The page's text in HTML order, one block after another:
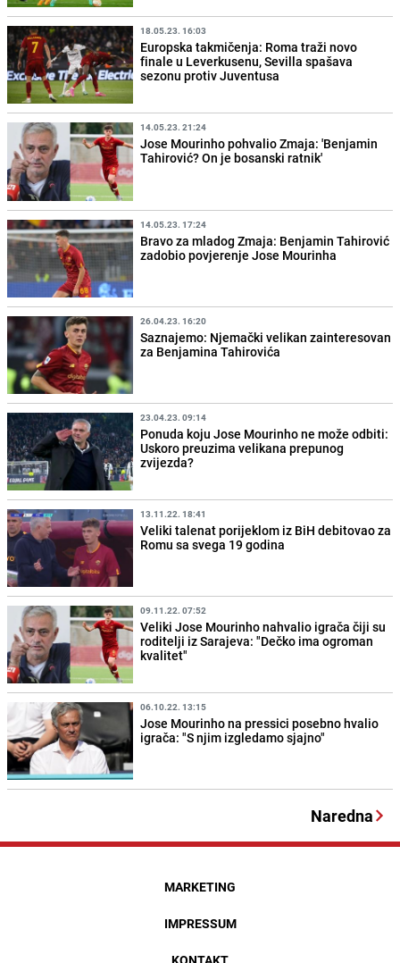
18.05.23. 16:03
Europska takmičenja: Roma traži novo
finale u Leverkusenu, Sevilla spašava
sezonu protiv Juventusa
14.05.23. 21:24
Jose Mourinho pohvalio Zmaja: 'Benjamin
Tahirović? On je bosanski ratnik'
14.05.23. 17:24
Bravo za mladog Zmaja: Benjamin Tahirović
zadobio povjerenje Jose Mourinha
26.04.23. 16:20
Saznajemo: Njemački velikan zainteresovan
za Benjamina Tahirovića
23.04.23. 09:14
Ponuda koju Jose Mourinho ne može odbiti:
Uskoro preuzima velikana prepunog
zvijezda?
13.11.22. 18:41
Veliki talenat porijeklom iz BiH debitovao za
Romu sa svega 19 godina
09.11.22. 07:52
Veliki Jose Mourinho nahvalio igrača čiji su
roditelji iz Sarajeva: "Dečko ima ogroman
kvalitet"
06.10.22. 13:15
Jose Mourinho na pressici posebno hvalio
igrača: "S njim izgledamo sjajno"
Naredna
MARKETING
IMPRESSUM